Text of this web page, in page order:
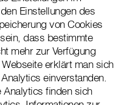
Einstellungen des
von Cookies
dass bestimmte
mehr zur Verfügung
erklärt man sich
einverstanden.
Analytics finden sich